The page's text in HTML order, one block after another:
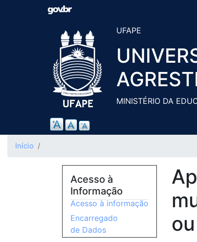
UFAPE
MINISTÉRIO DA
Início
Acesso à
Informação
Acesso à informação
Encarregado
de Dados